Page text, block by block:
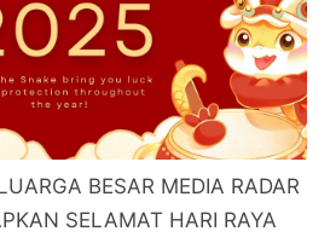
BESAR MEDIA RADAR
SELAMAT HARI RAYA